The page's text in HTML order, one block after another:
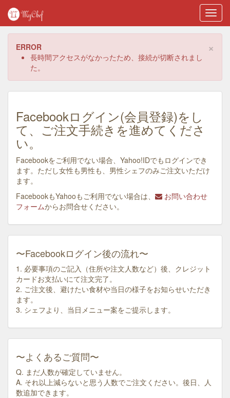
×
ERROR
長時間アクセスがなかったため、接続が切断されまし
た。
Facebookログイン(会員登録)をし
て、ご注文手続きを進めてくださ
い。
Facebookをご利用でない場合、Yahoo!IDでもログインでき
ます。ただし女性も男性も、男性シェフのみご注文いただけ
ます。
FacebookもYahooもご利用でない場合は、
お問い合わせ
フォームからお問合せください。
〜Facebookログイン後の流れ〜
1. 必要事項のご記入（住所や注文人数など）後、クレジット
カードお支払いにて注文完了。
2. ご注文後、避けたい食材や当日の様子をお知らせいただき
ます。
3. シェフより、当日メニュー案をご提示します。
〜よくあるご質問〜
Q. まだ人数が確定していません。
A. それ以上減らないと思う人数でご注文ください。後日、人
数追加できます。